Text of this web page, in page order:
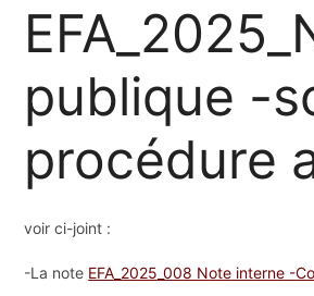
publique -
procédure
voir ci-joint :
-La note EFA_2025_008 Note interne -